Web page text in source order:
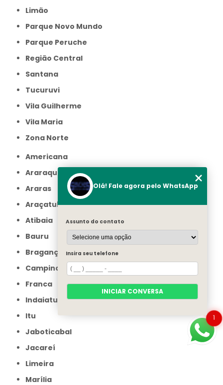
Limão
Parque Novo Mundo
Parque Peruche
Região Central
Santana
Tucuruvi
Vila Guilherme
Vila Maria
Zona Norte
Americana
Araraquara
Araras
Araçatuba
Atibaia
Bauru
Bragança Paulista
Campinas
Franca
Indaiatuba
Itu
Jaboticabal
Jacareí
Limeira
Marília
1
Olá! Fale agora pelo WhatsApp
Assunto do contato
Insira seu telefone
INICIAR CONVERSA